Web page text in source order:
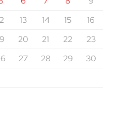
13 14 15
16
20 21 22
23
27 28 29
30